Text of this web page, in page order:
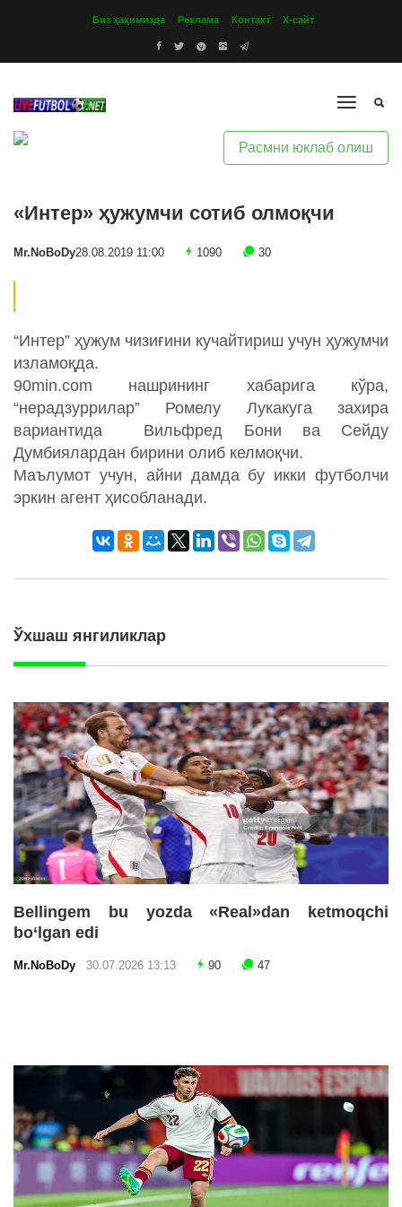
Биз ҳақимизда Реклама Контакт Х-сайт
Расмни юклаб олиш
«Интер» ҳужумчи сотиб олмоқчи
Mr.NoBoDy28.08.2019 11:00 1090 30
“Интер” ҳужум чизиғини кучайтириш учун ҳужумчи
изламоқда.
90min.com нашрининг хабарига кўра,
“нерадзуррилар” Ромелу Лукакуга захира
вариантида Вильфред Бони ва Сейду
Думбиялардан бирини олиб келмоқчи.
Маълумот учун, айни дамда бу икки футболчи
эркин агент ҳисобланади.
Ўхшаш янгиликлар
Bellingem bu yozda «Real»dan ketmoqchi
bo‘lgan edi
Mr.NoBoDy 30.07.2026 13:13 90 47